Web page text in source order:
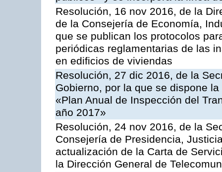
Resolución, 16 nov 2016, de la
de la Consejería de Economía,
que se publican los protocolos
periódicas reglamentarias de las
en edificios de viviendas
Resolución, 27 dic 2016, de la
Gobierno, por la que se dispone
«Plan Anual de Inspección del
año 2017»
Resolución, 24 nov 2016, de la
Consejería de Presidencia,
actualización de la Carta de
la Dirección General de